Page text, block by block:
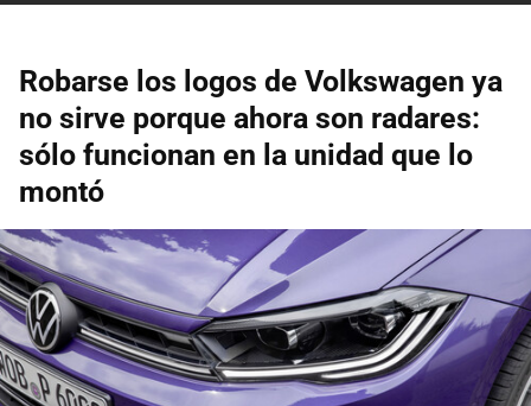
Robarse los logos de Volkswagen ya
no sirve porque ahora son radares:
sólo funcionan en la unidad que lo
montó